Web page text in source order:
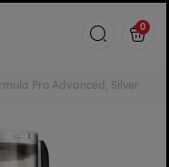
0
Pro Advanced, Silver